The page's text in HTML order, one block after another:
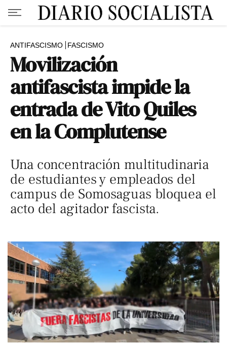
ANTIFASCISMO FASCISMO
Movilización
antifascista impide la
entrada de Vito Quiles
en la Complutense
Una concentración multitudinaria
de estudiantes y empleados del
campus de Somosaguas bloquea el
acto del agitador fascista.